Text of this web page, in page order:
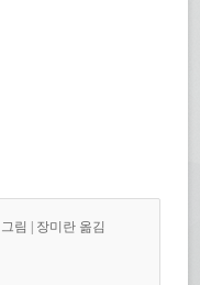
림 | 장미란 옮김